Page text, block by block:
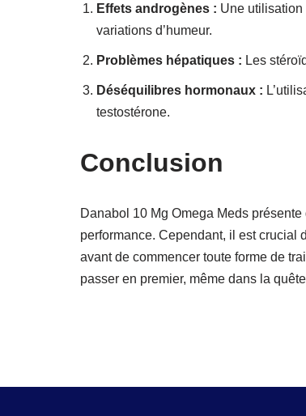
Effets androgènes : Une utilisation
variations d’humeur.
Problèmes hépatiques : Les
Déséquilibres hormonaux :
testostérone.
Conclusion
Danabol 10 Mg Omega Meds
performance. Cependant, il est crucial
avant de commencer toute forme de
passer en premier, même dans la